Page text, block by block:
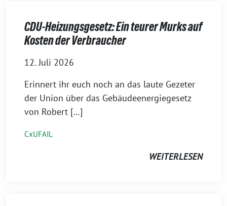
CDU-Heizungsgesetz: Ein teurer Murks auf
Kosten der Verbraucher
12. Juli 2026
Erinnert ihr euch noch an das laute Gezeter
der Union über das Gebäudeenergiegesetz
von Robert […]
CxUFAIL
WEITERLESEN